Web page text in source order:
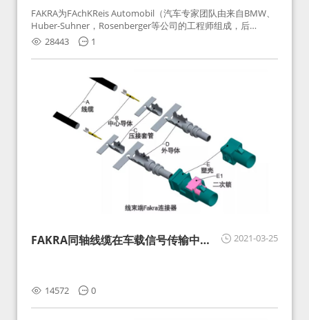
FAKRA为FAchKReis Automobil（汽车专家团队由来自BMW、
Huber-Suhner，Rosenberger等公司的工程师组成，后
Huber-Suhner相关连接器业务及技术在2010年并入
Rosenberger）缩写。起初为BMW需求用于车载收音机天线连
接，如今FAKRA已成为汽车行业通用标准的射频连接器，被业
28443 1
2021-03-25
FAKRA同轴线缆在车载信号传输中的
14572 0